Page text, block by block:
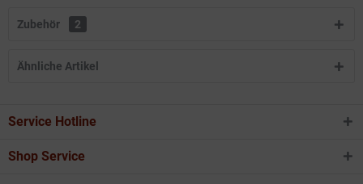
Zubehör 2
Ähnliche Artikel
Service Hotline
Shop Service